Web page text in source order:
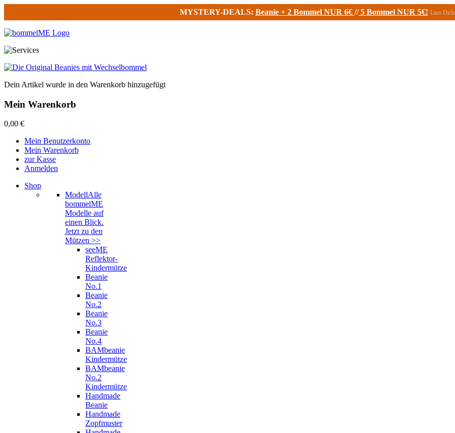
MYSTERY-DEALS: Beanie + 2 Bommel NUR 6€ //5 Bommel NUR 5€! Lass
Dein Artikel wurde in den Warenkorb hinzugefügt
Mein Warenkorb
0,00 €
Mein Benutzerkonto
Mein Warenkorb
zur Kasse
Anmelden
Shop
ModellAlle
bommelME
Modelle auf
einen Blick.
Jetzt zu den
Mützen >>
seeME
Reflektor-
Kindermütze
Beanie
No.1
Beanie
No.2
Beanie
No.3
Beanie
No.4
BAMbeanie
Kindermütze
BAMbeanie
No.2
Kindermütze
Handmade
Beanie
Handmade
Zopfmuster